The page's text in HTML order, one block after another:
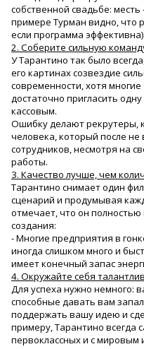
собственной свадьбе:
примере Турман видно, что
если программа
2. Соберите сильную команд
У Тарантино так было
его картинах созвездие
современности, хотя
достаточно пригласить
кассовым.
Ошибку делают рекрутеры,
человека, который после
сотрудников, несмотря на
работы.
3. Качество лучше, чем
Тарантино снимает один
сценарий и продумывая
отмечает, что он полностью
создания:
- Многие предприятия в
иногда слишком много и
имеет конечный запас
4. Окружайте себя
Для успеха нужно немного:
способные давать вам
поддержать вашу идею и
примеру, Тарантино всегда
первоклассных и с мировым